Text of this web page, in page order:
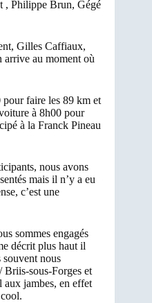
, Philippe Brun, Gégé
Gilles Caffiaux,
au moment où
faire les 89 km et
à 8h00 pour
à la Franck Pineau
nous avons
mais il n’y a eu
c’est une
sommes engagés
décrit plus haut il
souvent nous
Briis-sous-Forges et
aux jambes, en effet